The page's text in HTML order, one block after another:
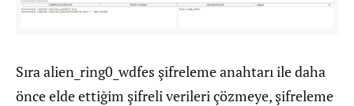
Sıra alien_ring0_wdfes şifreleme anahtarı ile daha
önce elde ettiğim şifreli verileri çözmeye, şifreleme